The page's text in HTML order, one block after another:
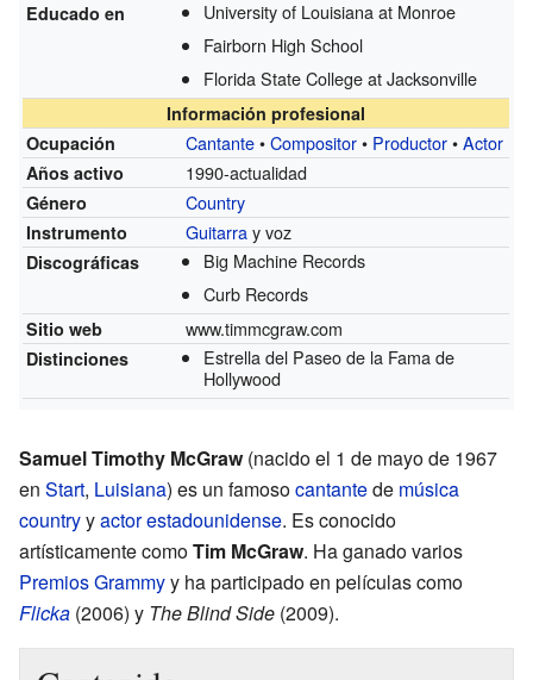
Educado en
University of Louisiana at Monroe
Fairborn High School
Florida State College at Jacksonville
Información profesional
Ocupación
Cantante•Compositor• Productor•Actor
Años activo 1990-actualidad
Género Country
Instrumento Guitarray voz
Discográficas
Big Machine Records
Curb Records
Sitio web www.timmcgraw.com
Distinciones
Estrella del Paseo de la Fama de
Hollywood
Samuel Timothy McGraw(nacido el 1 de mayo de 1967
en Start, Luisiana) es un famosocantantede música
countryyactorestadounidense. Es conocido
artísticamente comoTim McGraw. Ha ganado varios
Premios Grammyy ha participado en películas como
Flicka (2006) y The Blind Side (2009).